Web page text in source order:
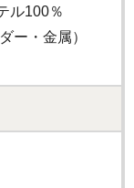
ル100％
ー・金属）